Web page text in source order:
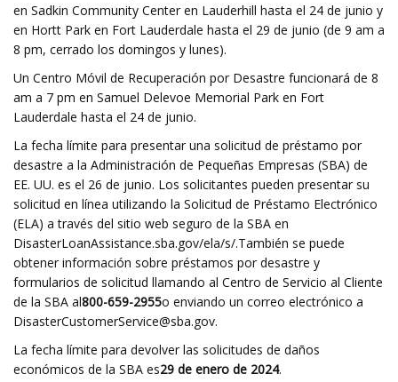
en Sadkin Community Center en Lauderhill hasta el 24 de junio y
en Hortt Park en Fort Lauderdale hasta el 29 de junio (de 9 am a
8 pm, cerrado los domingos y lunes).
Un Centro Móvil de Recuperación por Desastre funcionará de 8
am a 7 pm en Samuel Delevoe Memorial Park en Fort
Lauderdale hasta el 24 de junio.
La fecha límite para presentar una solicitud de préstamo por
desastre a la Administración de Pequeñas Empresas (SBA) de
EE. UU. es el 26 de junio. Los solicitantes pueden presentar su
solicitud en línea utilizando la Solicitud de Préstamo Electrónico
(ELA) a través del sitio web seguro de la SBA en
DisasterLoanAssistance.sba.gov/ela/s/.También se puede
obtener información sobre préstamos por desastre y
formularios de solicitud llamando al Centro de Servicio al Cliente
de la SBA al800-659-2955o enviando un correo electrónico a
DisasterCustomerService@sba.gov.
La fecha límite para devolver las solicitudes de daños
económicos de la SBA es29 de enero de 2024.